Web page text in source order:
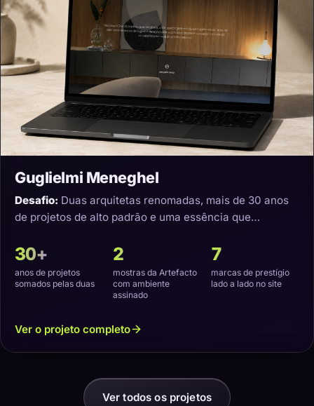
Guglielmi Meneghel
Desafio: Duas arquitetas renomadas, mais de 30 anos
de projetos de alto padrão e uma essência que
30+
anos de projetos
somados pelas duas
2
mostras da Artefacto
com ambiente
assinado
7
marcas de prestígio
lado a lado no site
Ver o projeto completo
Ver todos os projetos